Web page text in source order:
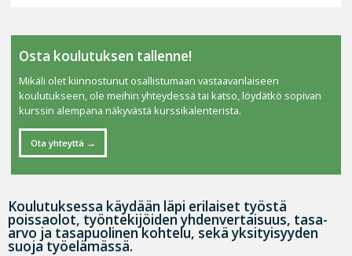
Koulutuksessa käydään läpi erilaiset työstä
poissaolot, työntekijöiden yhdenvertaisuus, tasa-
arvo ja tasapuolinen kohtelu, sekä yksityisyyden
suoja työelämässä.
Osta koulutuksen tallenne!
Mikäli olet kiinnostunut osallistumaan vastaavanlaiseen
koulutukseen, ole meihin yhteydessä tai katso, löydätkö sopivan
kurssin alempana näkyvästä kurssikalenterista.
Ota yhteyttä